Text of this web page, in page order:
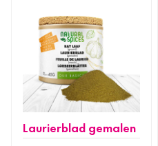
Laurierblad gemalen